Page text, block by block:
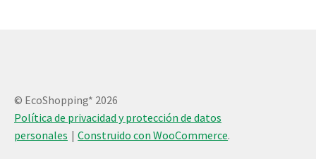
© EcoShopping* 2026
Política de privacidad y protección de datos
personales
Construido con WooCommerce.